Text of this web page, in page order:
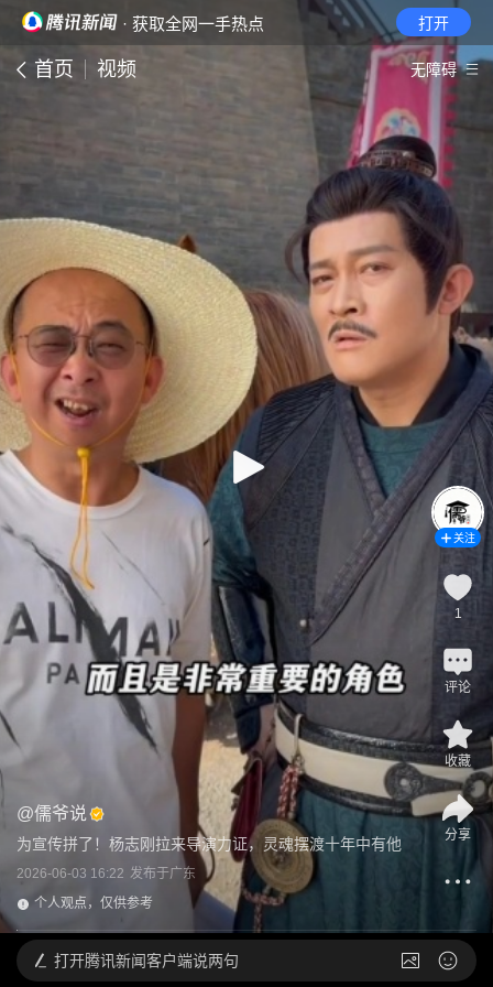
· 获取全网一手热点 打开
首页 视频 无障碍
@儒爷说
为宣传拼了！杨志刚拉来导演力证，灵魂摆渡十年中有他
2026-06-03 16:22 发布于广东
个人观点，仅供参考
关注
1
评论
收藏
分享
打开腾讯新闻客户端说两句